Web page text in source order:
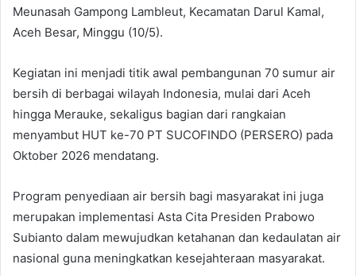
Meunasah Gampong Lambleut, Kecamatan Darul Kamal,
Aceh Besar, Minggu (10/5).
Kegiatan ini menjadi titik awal pembangunan 70 sumur air
bersih di berbagai wilayah Indonesia, mulai dari Aceh
hingga Merauke, sekaligus bagian dari rangkaian
menyambut HUT ke-70 PT SUCOFINDO (PERSERO) pada
Oktober 2026 mendatang.
Program penyediaan air bersih bagi masyarakat ini juga
merupakan implementasi Asta Cita Presiden Prabowo
Subianto dalam mewujudkan ketahanan dan kedaulatan air
nasional guna meningkatkan kesejahteraan masyarakat.